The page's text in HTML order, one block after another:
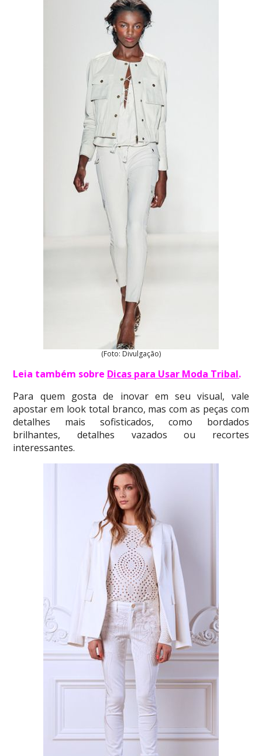
(Foto: Divulgação)
Leia também sobre Dicas para Usar Moda Tribal.
Para quem gosta de inovar em seu visual, vale
apostar em look total branco, mas com as peças com
detalhes mais sofisticados, como bordados
brilhantes, detalhes vazados ou recortes
interessantes.